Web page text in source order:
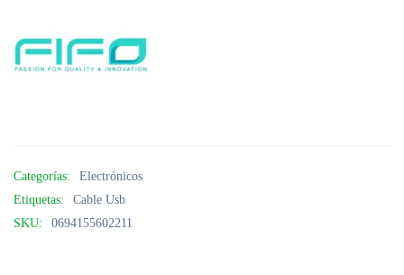
Categorías:
Electrónicos
Etiquetas:
Cable Usb
SKU:
0694155602211